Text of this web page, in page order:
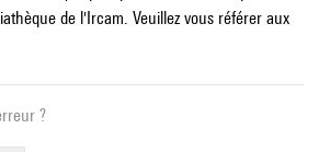
de l'Ircam. Veuillez vous référer aux
?